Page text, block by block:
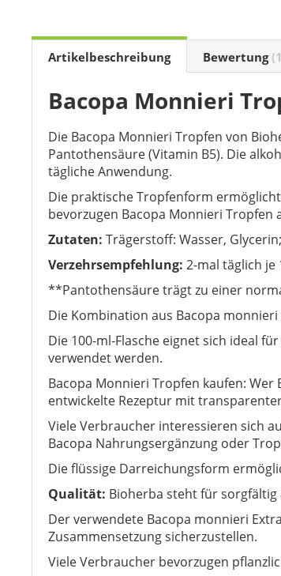
of
gallery
Artikelbeschreibung
Bacopa Monnieri
Die Bacopa Monnieri Tropfen von
Pantothensäure (Vitamin B5). Die
tägliche Anwendung.
Die praktische Tropfenform
bevorzugen Bacopa Monnieri
Zutaten: Trägerstoff: Wasser,
Verzehrsempfehlung: 2-mal täglich je
**Pantothensäure trägt zu einer
Die Kombination aus Bacopa
Die 100-ml-Flasche eignet sich ideal
verwendet werden.
Bacopa Monnieri Tropfen kaufen:
entwickelte Rezeptur mit
Viele Verbraucher interessieren sich
Bacopa Nahrungsergänzung oder
Die flüssige Darreichungsform
Qualität: Bioherba steht für
Der verwendete Bacopa monnieri
Zusammensetzung sicherzustellen.
Viele Verbraucher bevorzugen
Bewertung 1